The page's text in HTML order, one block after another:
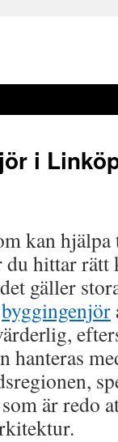
i
kan
hittar rätt
gäller
byggingenjör
är redo